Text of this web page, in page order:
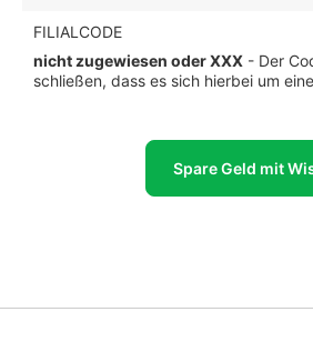
FILIALCODE
nicht zugewiesen oder XXX - Der
schließen, dass es sich hierbei um
Spare Geld mit